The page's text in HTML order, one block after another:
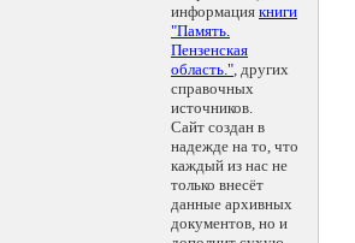
информация книги
"Память.
Пензенская
область.", других
справочных
источников.
Сайт создан в
надежде на то, что
каждый из нас не
только внесёт
данные архивных
документов, но и